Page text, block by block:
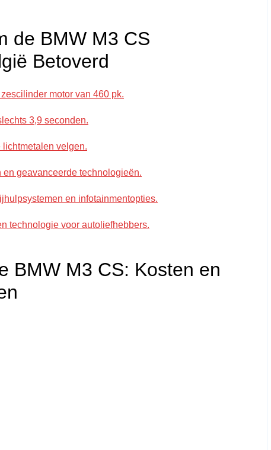
de BMW M3 CS
Betoverd
motor van 460 pk.
3,9 seconden.
velgen.
geavanceerde technologieën.
en infotainmentopties.
technologie voor autoliefhebbers.
BMW M3 CS: Kosten en